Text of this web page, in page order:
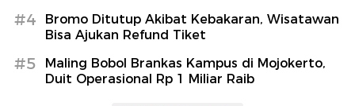
#4
Bromo Ditutup Akibat Kebakaran, Wisatawan
Bisa Ajukan Refund Tiket
#5
Maling Bobol Brankas Kampus di Mojokerto,
Duit Operasional Rp 1 Miliar Raib